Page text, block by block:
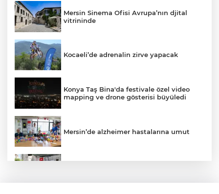
Mersin Sinema Ofisi Avrupa’nın djital
vitrininde
Kocaeli’de adrenalin zirve yapacak
Konya Taş Bina'da festivale özel video
mapping ve drone gösterisi büyüledi
Mersin’de alzheimer hastalarına umut